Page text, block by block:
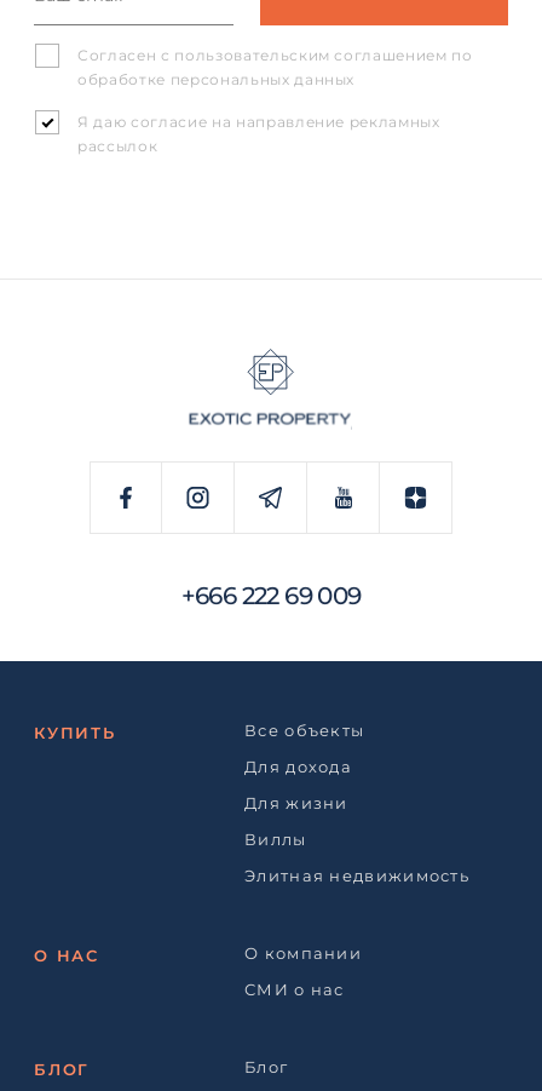
Согласен с пользовательским соглашением по
обработке персональных данных
Я даю согласие на направление рекламных
рассылок
+666 222 69 009
КУПИТЬ
Все объекты
Для дохода
Для жизни
Виллы
Элитная недвижимость
О НАС
О компании
СМИ о нас
БЛОГ Блог